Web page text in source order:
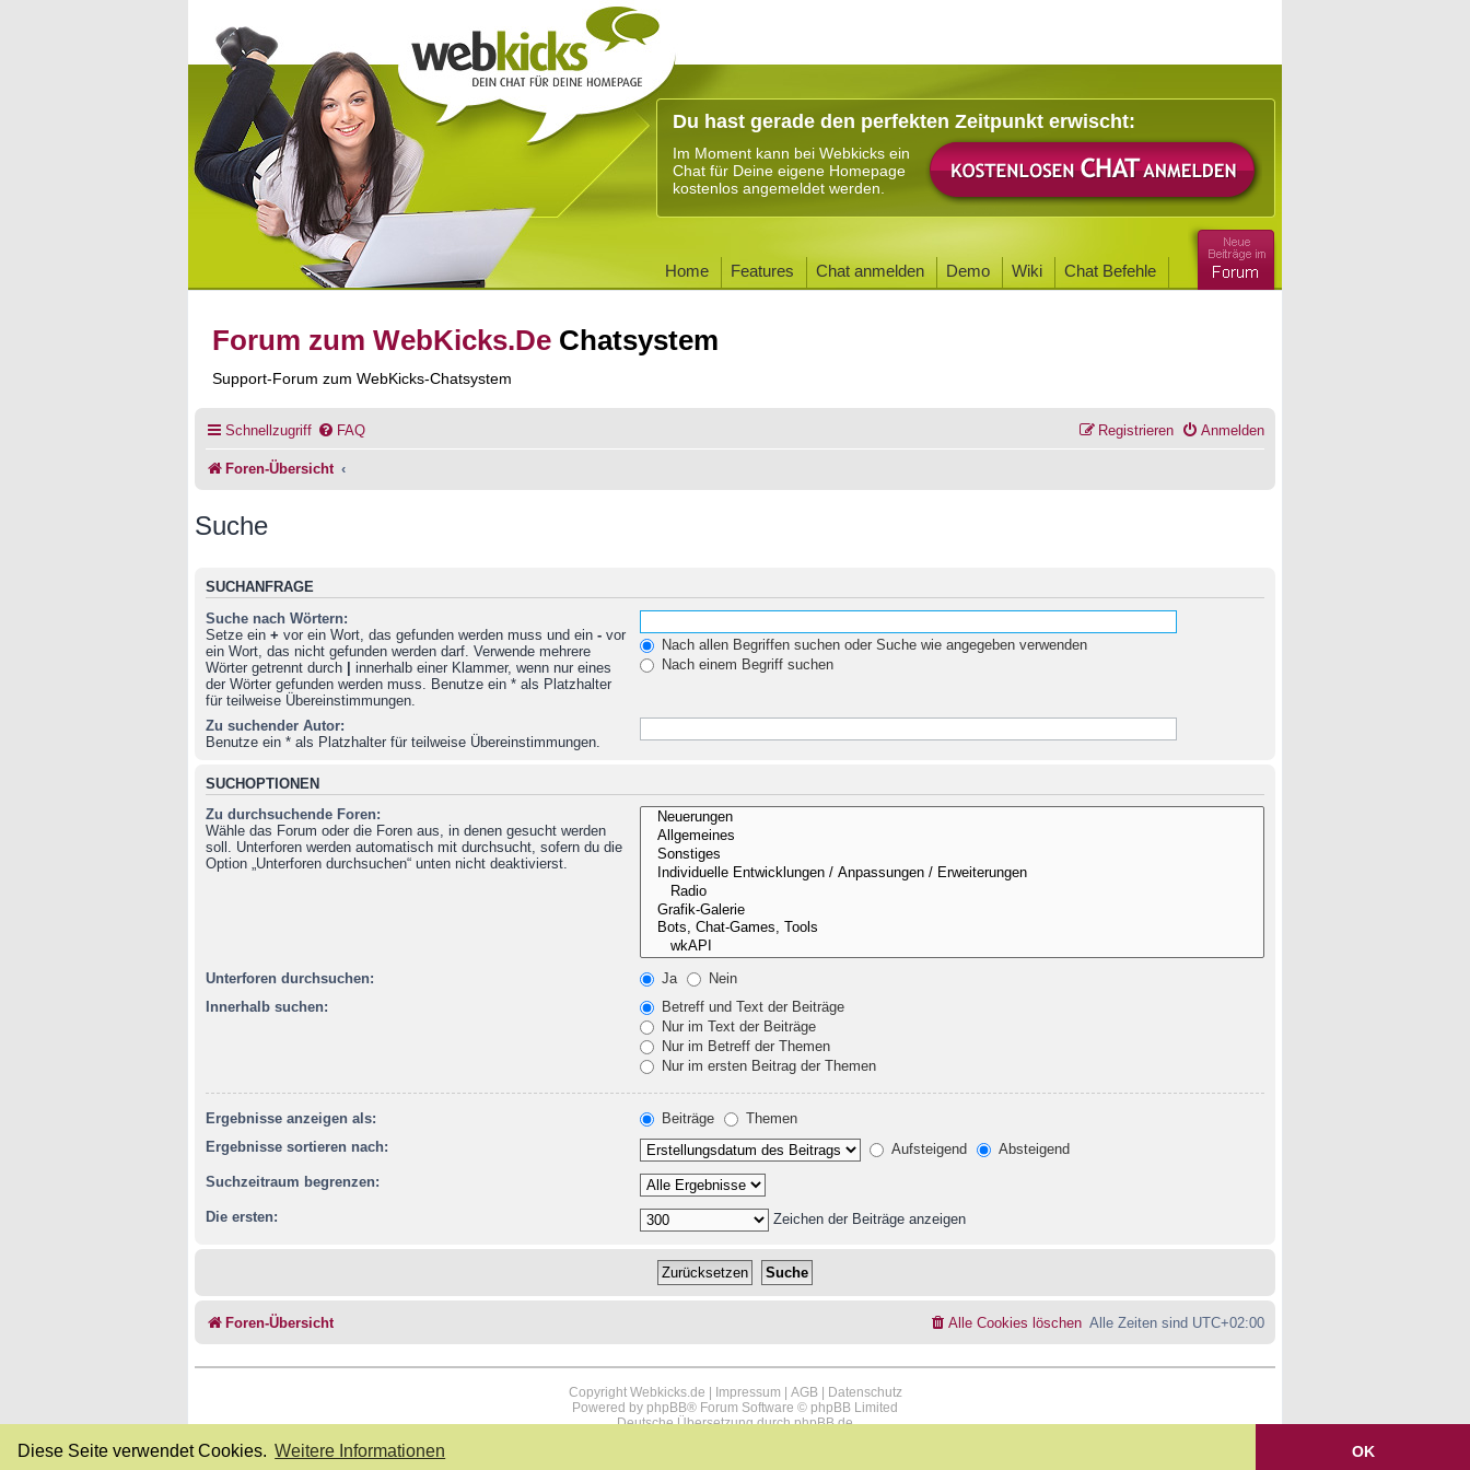
Diese Seite verwendet Cookies. Weitere Informationen OK
Du hast gerade den perfekten Zeitpunkt erwischt:
Im Moment kann bei Webkicks ein
Chat für Deine eigene Homepage
kostenlos angemeldet werden.
Home Features Chat anmelden Demo Wiki Chat Befehle
Forum zum WebKicks.De Chatsystem
Support-Forum zum WebKicks-Chatsystem
Schnellzugriff FAQ Anmelden
Registrieren
Foren-Übersicht
Suche
SUCHANFRAGE
Suche nach Wörtern:
Setze ein + vor ein Wort, das gefunden werden muss und ein - vor
ein Wort, das nicht gefunden werden darf. Verwende mehrere
Wörter getrennt durch
innerhalb einer Klammer, wenn nur eines
der Wörter gefunden werden muss. Benutze ein * als Platzhalter
für teilweise Übereinstimmungen.
Nach allen Begriffen suchen oder Suche wie angegeben verwenden
Nach einem Begriff suchen
Zu suchender Autor:
Benutze ein * als Platzhalter für teilweise Übereinstimmungen.
SUCHOPTIONEN
Zu durchsuchende Foren:
Wähle das Forum oder die Foren aus, in denen gesucht werden
soll. Unterforen werden automatisch mit durchsucht, sofern du die
Option „Unterforen durchsuchen“ unten nicht deaktivierst.
Unterforen durchsuchen: Ja
Nein
Innerhalb suchen:
Betreff und Text der Beiträge
Nur im Text der Beiträge
Nur im Betreff der Themen
Nur im ersten Beitrag der Themen
Ergebnisse anzeigen als: Beiträge
Themen
Ergebnisse sortieren nach:
Aufsteigend Absteigend
Suchzeitraum begrenzen:
Die ersten: Zeichen der Beiträge anzeigen
Foren-Übersicht Alle Zeiten sind UTC+02:00
Alle Cookies löschen
Copyright Webkicks.de | Impressum AGB|
Datenschutz
Powered by phpBB® Forum Software © phpBB Limited
Deutsche Übersetzung durchphpBB.de